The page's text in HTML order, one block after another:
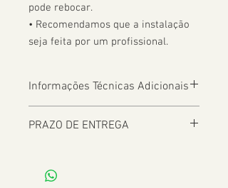
pode rebocar.
• Recomendamos que a instalação
seja feita por um profissional.
Informações Técnicas Adicionais
PRAZO DE ENTREGA
Localização